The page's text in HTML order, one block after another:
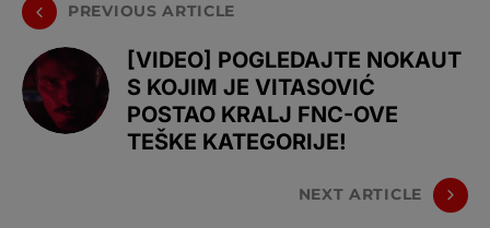
PREVIOUS ARTICLE
[VIDEO] POGLEDAJTE NOKAUT
S KOJIM JE VITASOVIĆ
POSTAO KRALJ FNC-OVE
TEŠKE KATEGORIJE!
NEXT ARTICLE